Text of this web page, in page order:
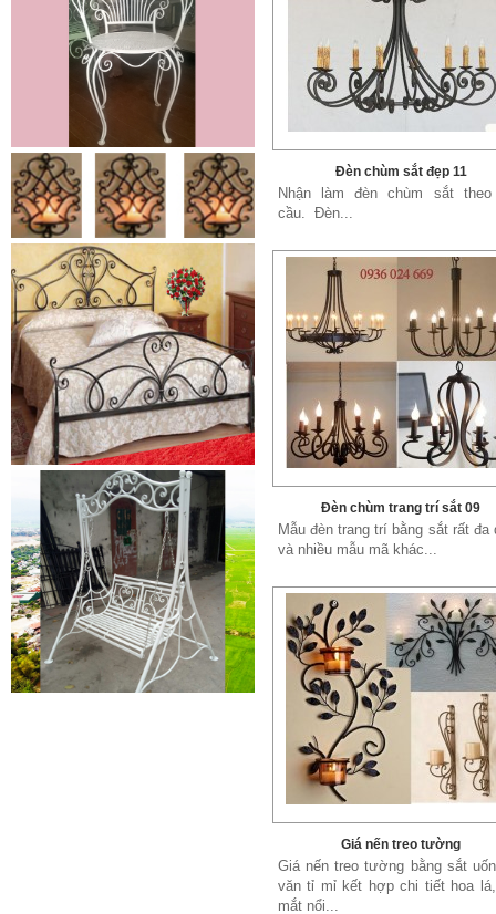
đại phù hợp nhiều lứa tuổi
Giường sắt đủ mọi...
Lá thép đúc - phụ kiện sắt mỹ
thuật
- Lá hoa thép đúc trang trí cửa
cổng sắt, - Lá hoa...
Cửa cổng sắt mỹ thuật 19
Cửa cống sắt đẹp cho mọi không
gian nhà riêng, biệt thự, nhà sân...
Cửa sắt mẫu 20
Đèn chùm sắt đẹp 11
Nhận làm đèn chùm sắt
cầu. Đèn...
Đèn chùm trang trí sắt 09
Mẫu đèn trang trí bằng sắt rất đa
và nhiều mẫu mã khác...
Giá nến treo tường
Giá nến treo tường bằng sắt
văn tỉ mỉ kết hợp chi tiết hoa
mắt nổi...